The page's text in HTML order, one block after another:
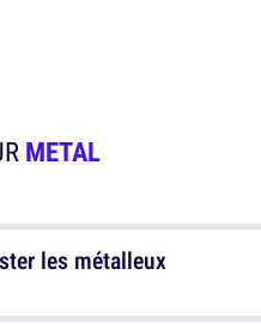
METAL
les métalleux